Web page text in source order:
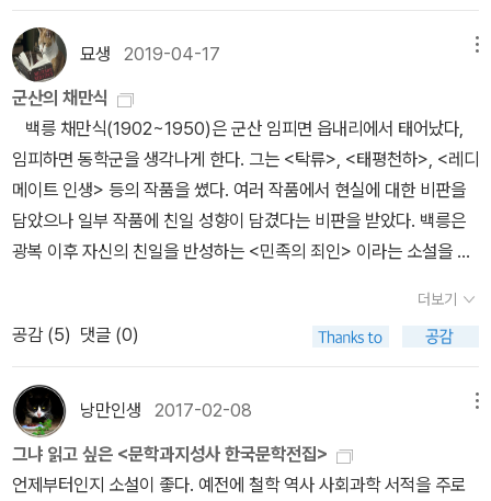
다면 더 훌륭한 작품들을 남기기 않았을까 싶구나. 오늘은 여기까
지. PS,책의 첫 문장: 추석을 지나 이윽고,짙어가는 가을 해가 저물
기 쉬운 어느 날 석양..책의 끝 문장: 마치 장수의 죽음을 만난 군졸들
처럼…만일 오늘이 우리한테 새것을 가져다주지 않고 어제와 꼬옥 같
은 것만 되풀이를 한다면 참으로 우리는 숨이 막히고 모두 불행할 것
입니다.그러나 오늘은 어제와 같으면서도 (어제 치면서도 더 자라난)
한 다른 오늘 치를 우리한테 가져다주고, 그러하기 때문에 그리하는
동안 인간은 늙어 백발로, 백발은 마침내 무덤으로…… 이렇게 하염없
어도 인류는 하루하루 더 재미있어간답니다.- P241사람은 누구 없
이 뱀을 섬뻑 만나면 대개는 깜짝 놀라 몸이 오싹해지고, 반사적으로
전(史前)인류(人類)가 파충류의 전성기대에 그들의 위협 밑에서 수
백만 년을, 항상 공포와 투쟁과 경계를 하고 살아오는 동안, 그것이 어
언간 한 개의 본능이 되어졌고, 그러한 조상의 피가 시방도 우리 인류
의 몸에 흐르고 있는 때문이라고 말하는 학자가 있습니다.- P260지
주가 소작인에게 토지를 소작으로 주는 것은 큰 선심이요, 따라서 그
은 것이라는 생각이 든다. 책을 읽은 후에 깊게 생각해보고 내 생각을
정리하여 쓰는 것이 내 사고력에 도움이 되기도 하지만 이것 자체가
재밌기도 하다. 내 리뷰를 읽는 사람들에게도 독서를 한 후에 읽은 책
에 대해서 리뷰를 한 번씩 써보기를 추천한다. 마지막으로 내 리뷰를
통해 이 책에 대한 정보뿐만 아니라 리뷰를 써본다는 것 그 자체에 대
한 생각을 얻어갔으면 하는 바람이다.
킨 작품이다. 115P.“나 한번 급살 맞어 죽어뻬리면 아무것두 모루구
다아 잊어뻬릴 년의 세상…… 그런데 글씨, 어쩌자구 내가 이렇게 아
그려쥐구 앉아서, 돈 한푼에 버얼벌 떨구, 뭇 놈년덜 눈치코치 다아 먹
구, 늙발에 호의호식, 평안히 못 지내구…… 그것뿐잉가? 게다가 한
푼이라두 더 못 뫼야서 아등아등허구…… 허니, 원 내가 이게 무슨 놈
의 청승이며, 무슨 놈의 지랄짓잉고오? 이런 생각이 가끔, 그 뒤버틈
은 들더람 말이네그려!” 이와 같은 건전한 생각이 잠깐 그의 곁으로
찾아왔다가. 의미를 되새겨볼 여지도 없이 잔인하게 지워버린 것은
이런 고민 자체가 남들에게 약하게 보일 빌미를 제공했기에 스스로
감내해야만 했을 어두운 대가임에 틀림없다. 이것은 그의 비극을 만
대개는 깜짝 놀라 몸이 오싹해지고, 반사적으로 적의와 경계의 자세
를 취합니다.이것은 우리의 오래오랜 조상, 즉 사전(史前)인류(人
類)가 파충류의 전성기대에 그들의 위협 밑에서 수백만 년을, 항상
공포와투쟁과 경계를 하고 살아오는 동안, 그것이 어언간 한 개의 본
능이 되어졌고, 그러한 조상의 피가 시방도 우리 인류의 몸에 흐르고
있는 때문이라고 말하는 학자가 있습니다.(263)지주가 소작인에게
토지를 소작으로 주는 것은 큰 선심이요, 따라서그들을 구제하는 적
선이라는 것이 윤직원 영감의 지론이던 것입니다. 윤직원 영감의 신
크지만, 소작경쟁이 언제고 심하여, 논 한 자리를 두고서 김서방 최서
방 이서방 채서방 이렇게 여럿이, 제각기 서로 얻어 부치려고 청을 대
다가는 필경 그중의 한 사람에게로 권리가 떨어지고 마는데, 김서방
이나 혹은 이서방이나 또는 채서방이나에게로 줄 수 있는 논을 최서
방 너를 준 것은 지주 된 내 뜻이니까. 더욱이나 내가 네게 적선을 한
것이 아니냐?...... 이것이 윤직원영감이 소작권에 의한 자선사업의 방
법론입니다.(274-275)“화적패가 있너냐아? 부랑당 같은 수령(守
비 오는 날 ☔ 11. 김유정, 동백꽃 💐 12. 이 상, 날개13. 이광수 4, 흙,
무정, 소년의 비애, 사랑 💕 14. 심 훈, 상록수🌲 15. 이기영 2, 고향,
민촌16. 이태준, 까마귀 🐦 17. 선우휘, 불꽃 🔥 18. 김남천, 맥19. 강
경애, 인간문제20. 이인직, 혈의 누21. 안국선, 이해조, 최찬식, 추월
색22. 강신재, 젊은 느티나무 🌳 23. 이범선, 오발탄24. 이효석, 메밀
꽃 필 무렵25. 현진건, 운수 좋은 날26. 전영택, 화수분27. 오상원, 유
예28. 이무영, 제1과 제1장29, 전광용, 꺼삐딴 리30. 한설야, 과도기
31. 주요섭, 사랑손님과 어머니32. 나도향, 벙어리 삼룡이33. 허 준,
잔등34. 유치진, 함세덕, 오영진, 차범석, 이근삼, 최인훈, 이현화, 이
강백, 이윤택, 오태석, 한국현대희곡선35. 백신애, 혼명에서36. 김명
숙, 나혜석, 김일엽, 이선희, 임순득, 근대여성작가선37. 박경리, 불신
묘생 2019-04-17
군산의 채만식
백릉 채만식(1902~1950)은 군산 임피면 읍내리에서 태어났다,
임피하면 동학군을 생각나게 한다. 그는 <탁류>, <태평천하>, <레디
메이트 인생> 등의 작품을 쎴다. 여러 작품에서 현실에 대한 비판을
담았으나 일부 작품에 친일 성향이 담겼다는 비판을 받았다. 백릉은
광복 이후 자신의 친일을 반성하는 <민족의 죄인> 이라는 소설을 썼
한 울림을 준다. 다쓸어져가는 오두막집에서 말년을 보냈던 한 시대
의 작가에 대한 연민과 향수는 그 지역에 대한 지형이나 지금의 풍경
으로도 느낄 수 있다. 그것은 고향을 그리는 마음일 것이다, 고향은 따
뜻하고 잔잔한 하심을 갖게 한다. 군산은 고향같은 타향이다. <탁류
>는 1937년 12월부터 1938년 5월에 걸쳐 조선일보에 연재되었다.
모함과 사기·살인 등 부조리로 얽힌 1930년대의 사회상을 풍자와 냉
더보기
공감 (5) 댓글 (0)
낭만인생 2017-02-08
그냐 읽고 싶은 <문학과지성사 한국문학전집>
언제부터인지 소설이 좋다. 예전에 철학 역사 사회과학 서적을 주로